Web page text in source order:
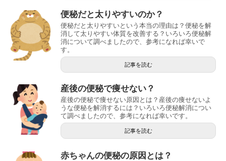
便秘だと太りやすいのか？
便秘だと太りやすいという本当の理由は？便秘を解
消して太りやすい体質を改善する？いろいろ便秘解
消について調べましたので、参考になれば幸いで
す。
記事を読む
産後の便秘で痩せない？
産後の便秘で痩せない原因とは？産後の痩せないよ
うな便秘を解消するには？いろいろ便秘解消につい
て調べましたので、参考になれば幸いです。
記事を読む
赤ちゃんの便秘の原因とは？